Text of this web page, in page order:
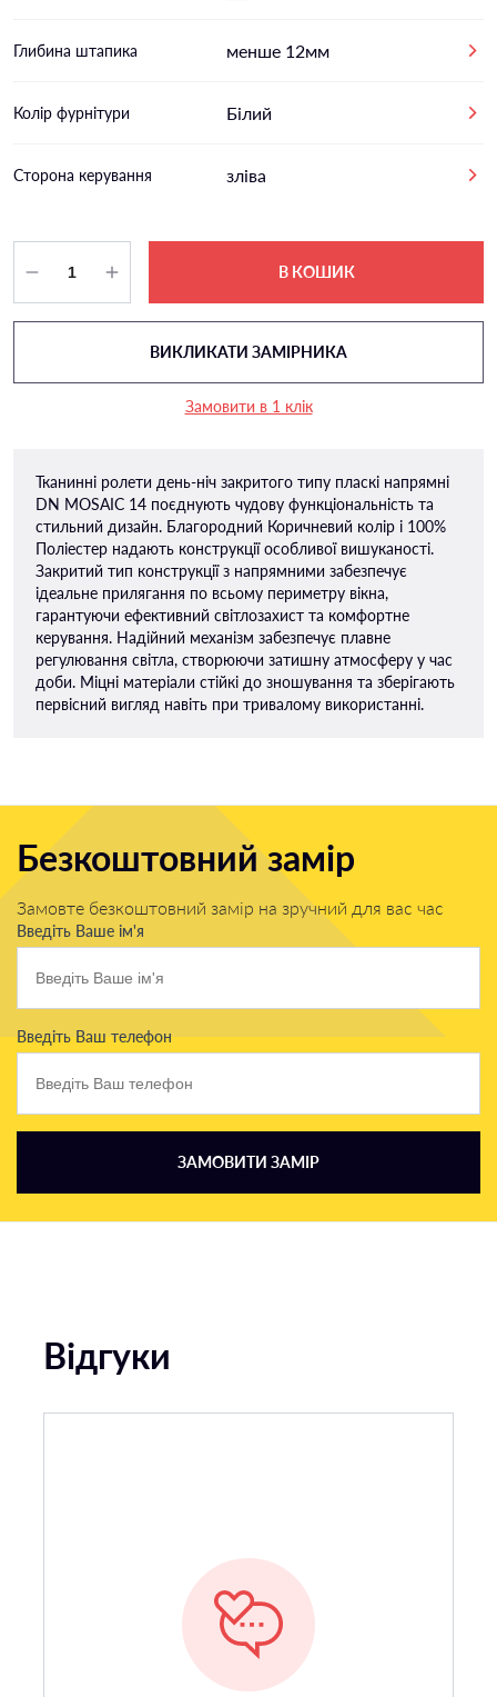
Глибина штапика менше 12мм
Колір фурнітури Білий
Сторона керування зліва
В КОШИК
ВИКЛИКАТИ ЗАМІРНИКА
Замовити в 1 клік
Тканинні ролети день-ніч закритого типу пласкі напрямні
DN MOSAIC 14 поєднують чудову функціональність та
стильний дизайн. Благородний Коричневий колір і 100%
Поліестер надають конструкції особливої ​​вишуканості.
Закритий тип конструкції з напрямними забезпечує
ідеальне прилягання по всьому периметру вікна,
гарантуючи ефективний світлозахист та комфортне
керування. Надійний механізм забезпечує плавне
регулювання світла, створюючи затишну атмосферу у час
доби. Міцні матеріали стійкі до зношування та зберігають
первісний вигляд навіть при тривалому використанні.
Безкоштовний замір
Замовте безкоштовний замір на зручний для вас час
Введіть Ваше ім'я
Введіть Ваш телефон
ЗАМОВИТИ ЗАМІР
Відгуки